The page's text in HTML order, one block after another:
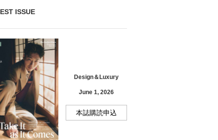
ISSUE
Design＆Luxury
June 1, 2026
本誌購読申込